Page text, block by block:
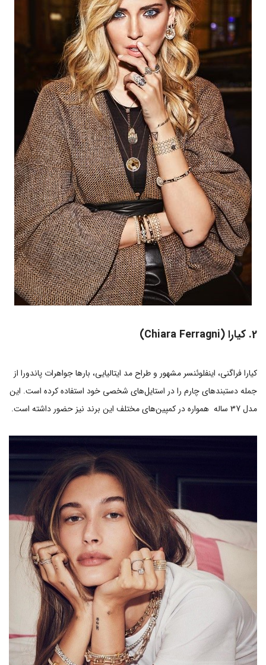
2. کیارا (Chiara Ferragni)
کیارا فراگنی، اینفلوئنسر مشهور و طراح مد ایتالیایی، بارها جواهرات پاندورا از
جمله دستبندهای چارم را در استایل‌های شخصی خود استفاده کرده است. این
مدل 37 ساله همواره در کمپین‌های مختلف این برند نیز حضور داشته است.